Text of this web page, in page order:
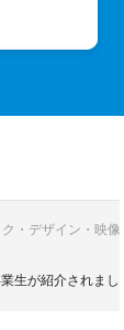
・デザイン・映
業生が紹介されま